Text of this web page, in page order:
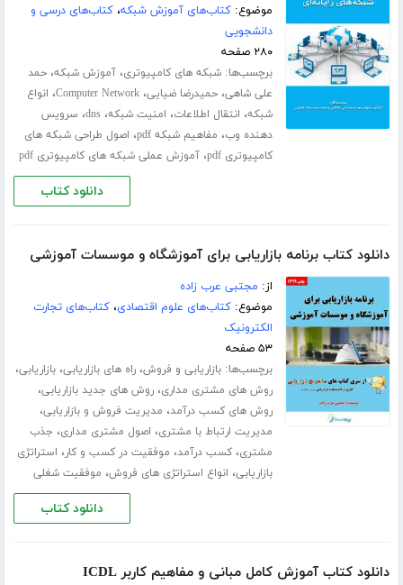
موضوع:کتاب‌های آموزش شبکه،کتاب‌های درسی و
دانشجویی
۲۸۰ صفحه
برچسب‌ها:شبکه های کامپیوتری،آموزش شبکه،حمد
علی شاهی،حمیدرضا ضیایی،Computer Network، انواع
شبکه، انتقال اطلاعات، امنیت شبکه،dns، سرویس
دهنده وب، مفاهیم شبکه pdf ، اصول طراحی شبکه های
کامپیوتری pdf
،آموزش عملی شبکه های کامپیوتری pdf
دانلود کتاب
دانلود کتاب برنامه بازاریابی برای آموزشگاه و موسسات آموزشی
از: مجتبی عرب زاده
موضوع:کتاب‌های علوم اقتصادی،کتاب‌های تجارت
الکترونیک
۵۳ صفحه
برچسب‌ها:بازاریابی و فروش،راه های بازاریابی،بازاریابی،
روش های مشتری مداری،روش های جدید بازاریابی،
روش های کسب درآمد، مدیریت فروش و بازاریابی،
مدیریت ارتباط با مشتری، اصول مشتری مداری، جذب
مشتری،کسب درآمد، موفقیت در کسب و کار، استراتژی
بازاریابی، انواع استراتژی های فروش، موفقیت شغلی
دانلود کتاب
دانلود کتاب آموزش کامل مبانی و مفاهیم کاربر ICDL